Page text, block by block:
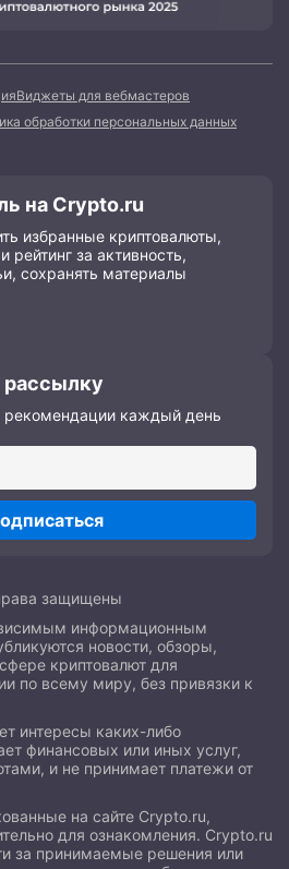
Виджеты для вебмастеров
обработки персональных данных
на Crypto.ru
избранные криптовалюты,
рейтинг за активность,
сохранять материалы
рекомендации каждый день
защищены
информационным
новости, обзоры,
криптовалют для
по всему миру, без привязки к
интересы каких-либо
финансовых или иных услуг,
и не принимает платежи от
на сайте Crypto.ru,
для ознакомления. Crypto.ru
за принимаемые решения или